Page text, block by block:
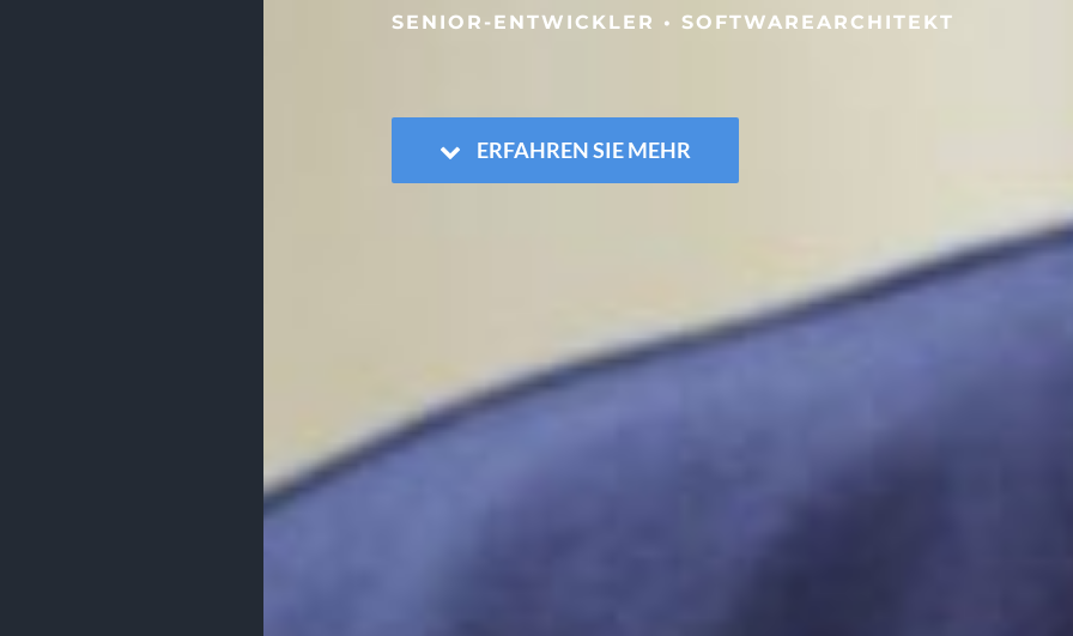
SENIOR-ENTWICKLER • SOFTWAREARCHITEKT
ERFAHREN SIE MEHR